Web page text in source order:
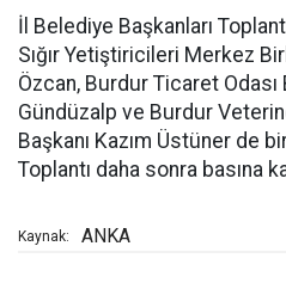
İl Belediye Başkanları
Sığır Yetiştiricileri Merkez
Özcan, Burdur Ticaret Odası
Gündüzalp ve Burdur
Başkanı Kazım Üstüner de
Toplantı daha sonra basına
Kaynak: ANKA